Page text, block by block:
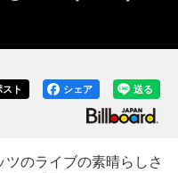
送る
シェア
スト
のライブの素晴らしさ